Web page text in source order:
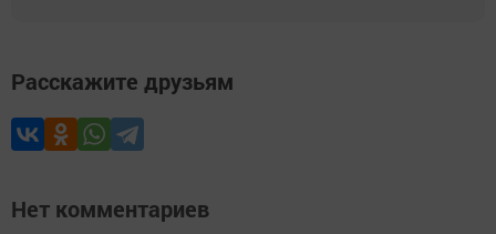
Расскажите друзьям
Нет комментариев